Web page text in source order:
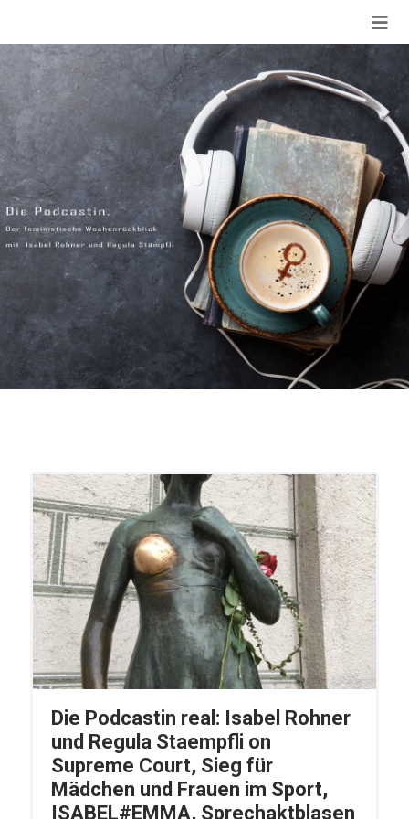
Die Podcastin real: Isabel Rohner
und Regula Staempfli on
Supreme Court, Sieg für
Mädchen und Frauen im Sport,
ISABEL#EMMA, Sprechaktblasen